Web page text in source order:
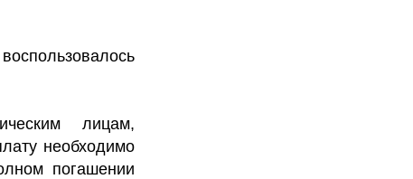
лицам,
необходимо
погашении